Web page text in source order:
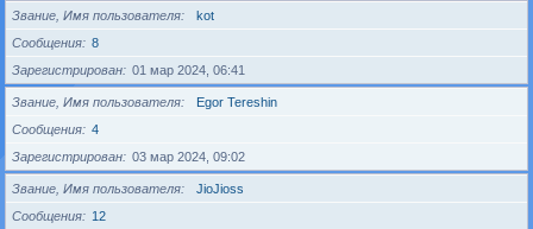
Звание, Имя пользователя
kot
Сообщения
8
Зарегистрирован
01 мар 2024, 06:41
Звание, Имя пользователя
Egor Tereshin
Сообщения
4
Зарегистрирован
03 мар 2024, 09:02
Звание, Имя пользователя
JioJioss
Сообщения
12